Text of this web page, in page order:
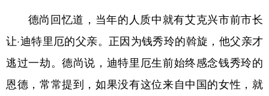
多语种频道
English Español Français عربى
Русский язык 日本語 한국어
德尚回忆道，当年的人质中就有艾克兴市前市长
让·迪特里厄的父亲。正因为钱秀玲的斡旋，他父亲才
逃过一劫。德尚说，迪特里厄生前始终感念钱秀玲的
恩德，常常提到，如果没有这位来自中国的女性，就